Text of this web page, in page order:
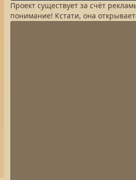
Проект существует за счёт
понимание! Кстати, она